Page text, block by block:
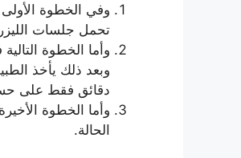
وفي الخطوة
تحمل جلسات
وأما الخطوة
وبعد ذلك يأخذ
دقائق فقط على
وأما الخطوة
الحالة.